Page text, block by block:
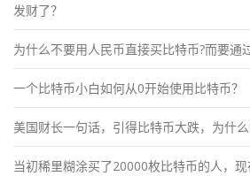
发财了？
为什么不要用人民币直接买比特币?而要通
一个比特币小白如何从0开始使用比特币？
美国财长一句话，引得比特币大跌，为什么
当初稀里糊涂买了20000枚比特币的人，现